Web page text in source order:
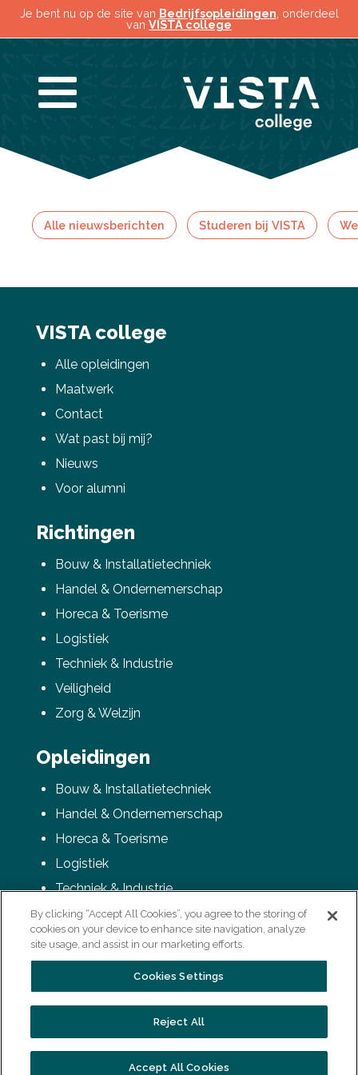
Je bent nu op de site van Bedrijfsopleidingen , onderdeel
van VISTA college
Alle nieuwsberichten Studeren bij VISTA
VISTA college
Alle opleidingen
Maatwerk
Contact
Wat past bij mij?
Nieuws
Voor alumni
Richtingen
Bouw & Installatietechniek
Handel & Ondernemerschap
Horeca & Toerisme
Logistiek
Techniek & Industrie
Veiligheid
Zorg & Welzijn
Opleidingen
Bouw & Installatietechniek
Handel & Ondernemerschap
Horeca & Toerisme
Logistiek
Techniek & Industrie
Veiligheid
Zorg & Welzijn
Deel via LinkedIn
By clicking “Accept All Cookies”, you agree to the storing of
cookies on your device to enhance site navigation, analyze
site usage, and assist in our marketing efforts.
Cookies Settings
Reject All
Accept All Cookies